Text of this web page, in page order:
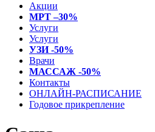
Акции
МРТ –30%
Услуги
Услуги
УЗИ -50%
Врачи
МАССАЖ -50%
Контакты
ОНЛАЙН-РАСПИСАНИЕ
Годовое прикрепление